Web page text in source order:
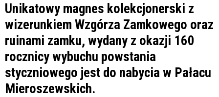
Unikatowy magnes kolekcjonerski z
wizerunkiem Wzgórza Zamkowego oraz
ruinami zamku, wydany z okazji 160
rocznicy wybuchu powstania
styczniowego jest do nabycia w Pałacu
Mieroszewskich.